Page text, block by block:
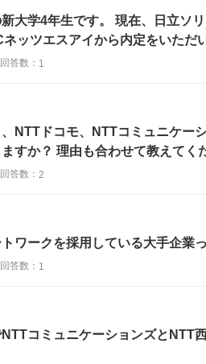
新大学4年生です。 現在、日立ソ
ネッツエスアイから内定をいただ
回答数： 1
NTTドコモ、NTTコミュニケー
すか？ 理由も合わせて教えてく
回答数： 2
ワークを採用している大手企業
回答数： 1
コミュニケーションズとNTT